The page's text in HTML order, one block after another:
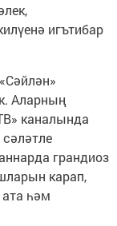
игътибар
Аларның
каналында
грандиоз
карап,
һәм